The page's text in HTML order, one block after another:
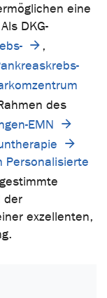
eine
DKG-
,
des
EMN
Personalisierte
der
exzellenten,